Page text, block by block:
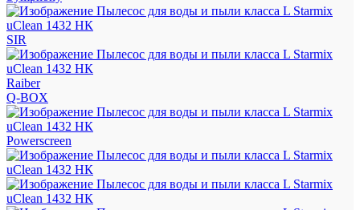
SIR
Raiber
Q-BOX
Powerscreen